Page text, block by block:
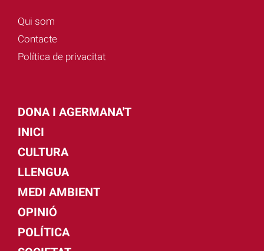
Qui som
Contacte
Política de privacitat
DONA I AGERMANA'T
INICI
CULTURA
LLENGUA
MEDI AMBIENT
OPINIÓ
POLÍTICA